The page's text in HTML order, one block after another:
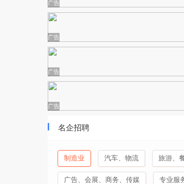
广告
广告
广告
广告
名企招聘
制造业 汽车、物流 旅游、
广告、会展、商务、传媒 专业服